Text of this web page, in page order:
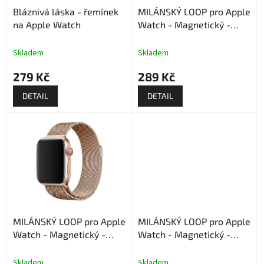
Bláznivá láska - řemínek
na Apple Watch
Skladem
279 Kč
DETAIL
MILÁNSKÝ LOOP pro Apple
Watch - Magnetický -
Skladem
289 Kč
DETAIL
MILÁNSKÝ LOOP pro Apple
Watch - Magnetický -
MILÁNSKÝ LOOP pro Apple
Watch - Magnetický -